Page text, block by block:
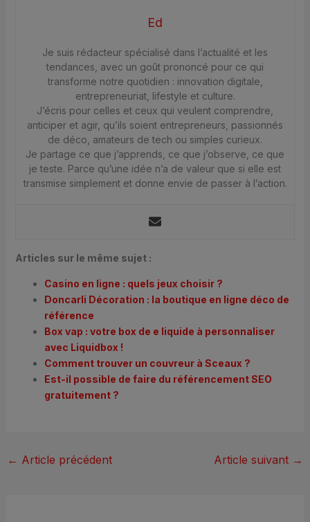
Ed
Je suis rédacteur spécialisé dans l’actualité et les
tendances, avec un goût prononcé pour ce qui
transforme notre quotidien : innovation digitale,
entrepreneuriat, lifestyle et culture.
J’écris pour celles et ceux qui veulent comprendre,
anticiper et agir, qu’ils soient entrepreneurs, passionnés
de déco, amateurs de tech ou simples curieux.
Je partage ce que j’apprends, ce que j’observe, ce que
je teste. Parce qu’une idée n’a de valeur que si elle est
transmise simplement et donne envie de passer à l’action.
Articles sur le même sujet :
Casino en ligne : quels jeux choisir ?
Doncarli Décoration : la boutique en ligne déco de
référence
Box vap : votre box de e liquide à personnaliser
avec Liquidbox !
Comment trouver un couvreur à Sceaux ?
Est-il possible de faire du référencement SEO
gratuitement ?
← Article précédent Article suivant →